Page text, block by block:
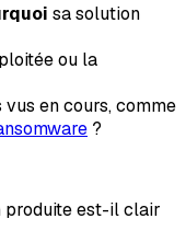
sa solution
ou la
en cours, comme
?
produite est-il clair